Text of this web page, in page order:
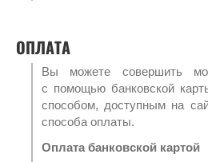
ОПЛАТА
Вы можете совершить
с помощью банковской
способом, доступным на
способа оплаты.
Оплата банковской картой